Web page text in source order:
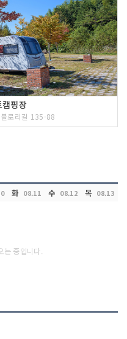
핑장
로리길 135-88
화 08.11 수 08.12 목 08.13
는 중입니다.